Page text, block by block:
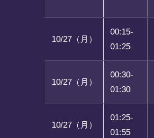
10/27（月）
00:15-
01:25
10/27（月）
00:30-
01:30
10/27（月）
01:25-
01:55